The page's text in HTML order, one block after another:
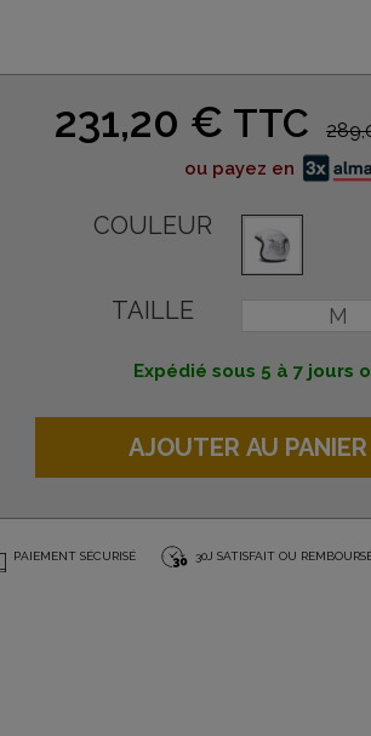
231,20 € TTC
ou payez en
COULEUR
TAILLE M
Expédié sous 5 à 7 jours
AJOUTER AU PANIER
PAIEMENT SÉCURISÉ 30J SATISFAIT OU